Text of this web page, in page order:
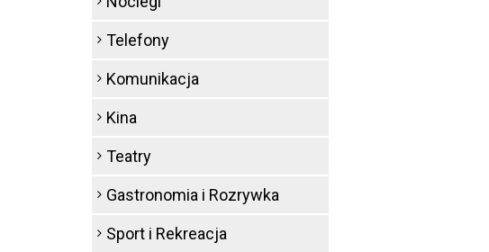
Telefony
Komunikacja
Kina
Teatry
Gastronomia i Rozrywka
Sport i Rekreacja